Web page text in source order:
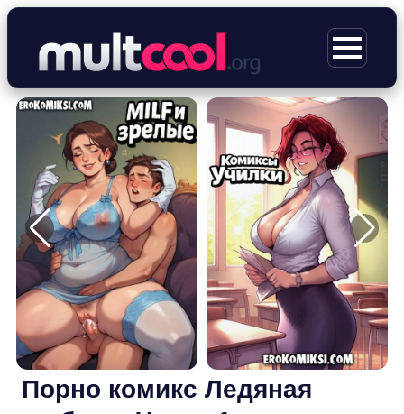
Перейти
содержимому
МЕНЮ
Порно комикс Ледяная